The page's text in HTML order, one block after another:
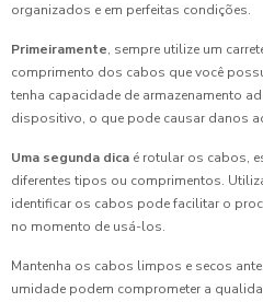
organizados e em perfeitas condições.
Primeiramente, sempre utilize um
comprimento dos cabos que você
tenha capacidade de armazenamento
dispositivo, o que pode causar danos
Uma segunda dica é rotular os cabos,
diferentes tipos ou comprimentos.
identificar os cabos pode facilitar o
no momento de usá-los.
Mantenha os cabos limpos e secos
umidade podem comprometer a